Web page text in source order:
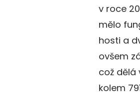
v roce
mělo
hosti a
ovšem
což dělá
kolem